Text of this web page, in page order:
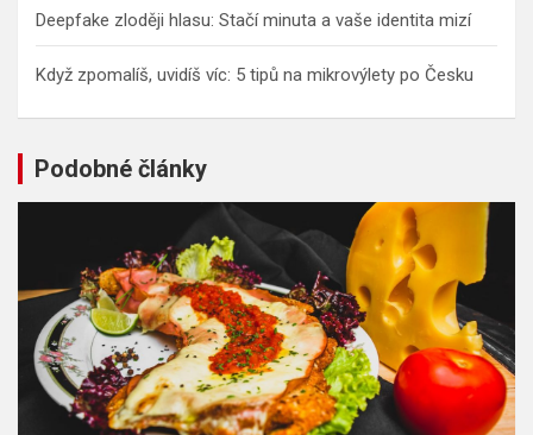
Deepfake zloději hlasu: Stačí minuta a vaše identita mizí
Když zpomalíš, uvidíš víc: 5 tipů na mikrovýlety po Česku
Podobné články